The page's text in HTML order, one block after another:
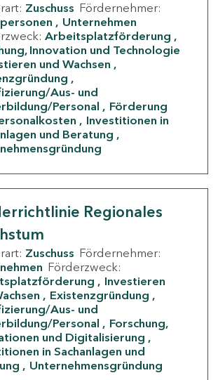
Zuschuss Fördernehmer:
Unternehmen
Arbeitsplatzförderung
Innovation und Technologie
und Wachsen
Aus- und
Personal
Förderung
Investitionen in
und Beratung
Regionales
Zuschuss Fördernehmer:
Förderzweck:
Investieren
Existenzgründung
Aus- und
Personal
Forschung,
und Digitalisierung
in Sachanlagen und
Unternehmensgründung